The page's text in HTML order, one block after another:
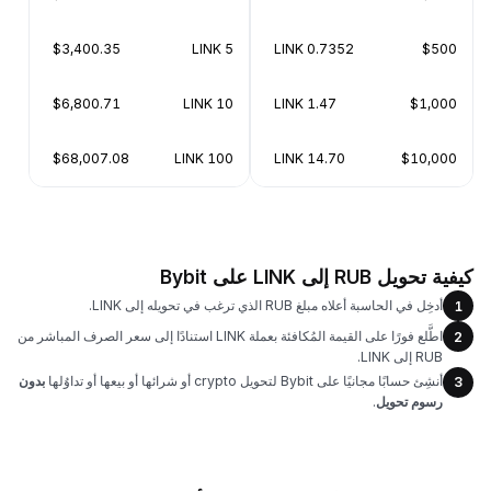
$500
0.7352 LINK
$1,000
1.47 LINK
$10,000
14.70 LINK
5 LINK
$3,400.35
10 LINK
$6,800.71
100 LINK
$68,007.08
كيفية تحويل RUB إلى LINK على Bybit
1
أدخِل في الحاسبة أعلاه مبلغ RUB الذي ترغب في تحويله إلى LINK.
2
اطَّلع فورًا على القيمة المُكافئة بعملة LINK استنادًا إلى سعر الصرف المباشر من
RUB إلى LINK.
3
أنشِئ حسابًا مجانيًا على Bybit لتحويل crypto أو شرائها أو بيعها أو تداوُلها
بدون
رسوم تحويل.